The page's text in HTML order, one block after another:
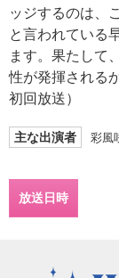
ッジするのは、
と言われている
ます。果たして
性が発揮される
初回放送）
主な出演者 彩
放送日時